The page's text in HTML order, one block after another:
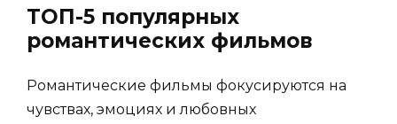
ТОП-5 популярных
романтических фильмов
Романтические фильмы фокусируются на
чувствах, эмоциях и любовных